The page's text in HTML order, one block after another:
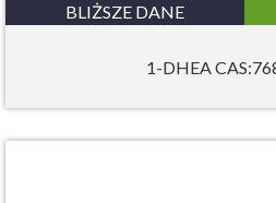
BLIŻSZE DANE
1-DHEA